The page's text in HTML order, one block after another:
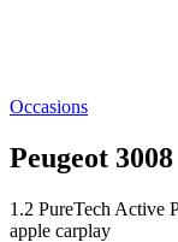
Occasions
Peugeot 3008
1.2 PureTech Active
apple carplay